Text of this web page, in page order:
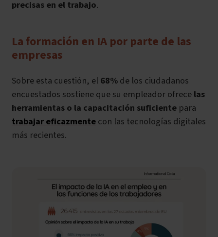
precisas en el trabajo.
La formación en IA por parte de las
empresas
Sobre esta cuestión, el 68%de los ciudadanos
encuestados sostiene que su empleador ofrecelas
herramientas o la capacitación suficiente para
trabajar eficazmentecon las tecnologías digitales
más recientes.